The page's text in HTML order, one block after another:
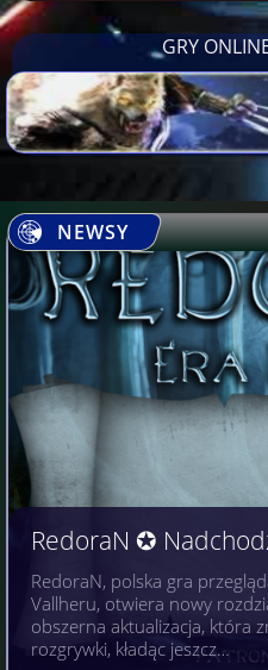
GRY
NEWSY
RedoraN ✪
RedoraN, polska gra
Vallheru, otwiera nowy
obszerna aktualizacja, która
rozgrywki, kładąc jeszcz…